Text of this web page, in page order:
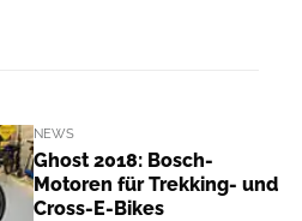
NEWS
Ghost 2018: Bosch-
Motoren für Trekking- und
Cross-E-Bikes